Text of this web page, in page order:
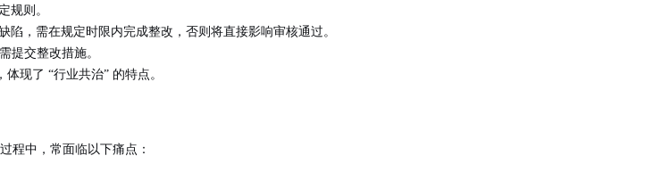
规则。
陷，需在规定时限内完成整改，否则将直接影响审核通过。
提交整改措施。
体现了 “行业共治” 的特点。
程中，常面临以下痛点：